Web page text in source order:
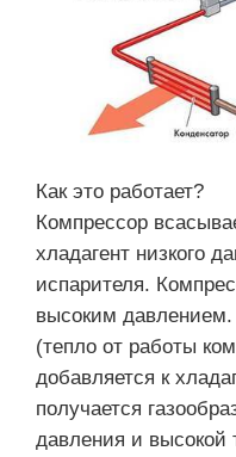
Как это работает?
Компрессор
хладагент низкого
испарителя.
высоким
(тепло от работы
добавляется к
получается
давления и высокой